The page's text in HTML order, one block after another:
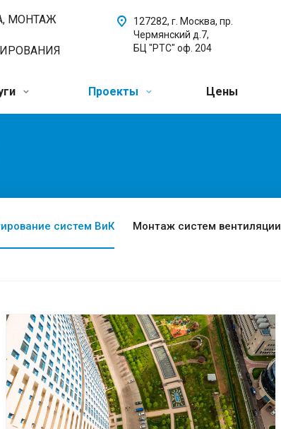
МОНТАЖ
127282, г. Москва, пр.
Чермянский д.7,
БЦ "РТС" оф. 204
Проекты Цены
систем ВиК Монтаж систем вентиляции
Смотреть проект